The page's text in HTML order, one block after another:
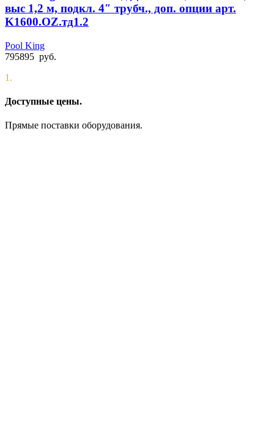
выс 1,2 м, подкл. 4″ трубч., доп. опции арт.
K1600.OZ.тд1.2
Pool King
795895 руб.
1.
Доступные цены.
Прямые поставки оборудования.